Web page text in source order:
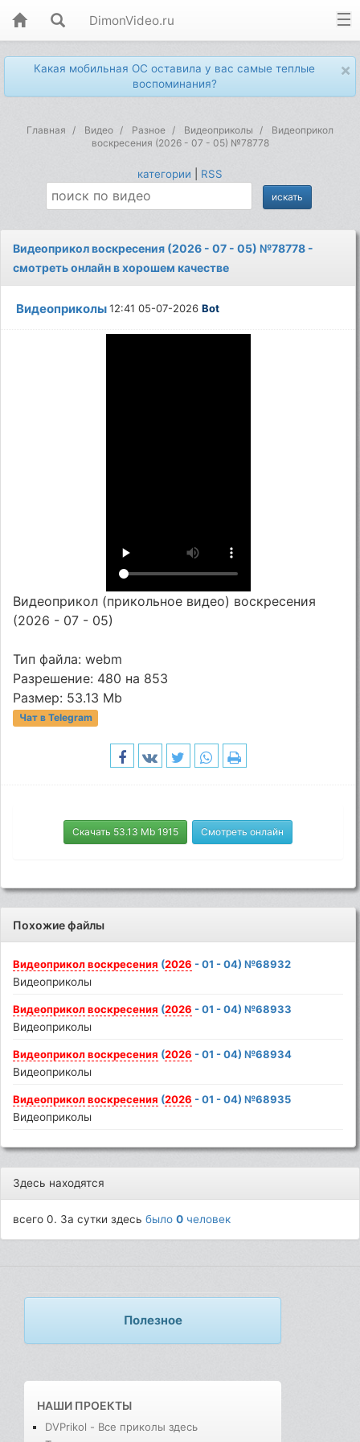
DimonVideo.ru
×
Какая мобильная ОС оставила у вас самые теплые
воспоминания?
Главная Видео Разное Видеоприколы
Видеоприкол
воскресения (2026 - 07 - 05) №78778
категории RSS
Видеоприкол воскресения (2026 - 07 - 05) №78778 -
смотреть онлайн в хорошем качестве
Видеоприколы12:41 05-07-2026Bot
Видеоприкол (прикольное видео) воскресения
(2026 - 07 - 05)
Тип файла: webm
Разрешение: 480 на 853
Размер: 53.13 Mb
Чат в Telegram
Скачать 53.13 Mb 1915 Смотреть онлайн
Похожие файлы
Видеоприкол воскресения (2026 - 01 - 04) №68932
Видеоприколы
Видеоприкол воскресения (2026 - 01 - 04) №68933
Видеоприколы
Видеоприкол воскресения (2026 - 01 - 04) №68934
Видеоприколы
Видеоприкол воскресения (2026 - 01 - 04) №68935
Видеоприколы
Здесь находятся
всего 0. За сутки здесьбыло0 человек
Полезное
НАШИ ПРОЕКТЫ
DVPrikol - Все приколы здесь